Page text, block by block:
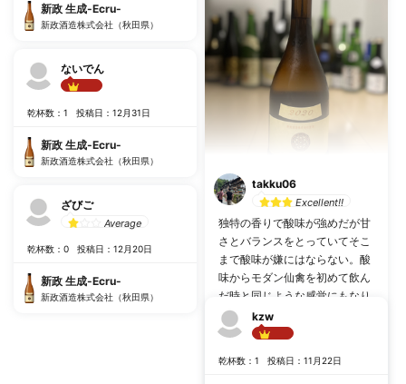
新政 生成-Ecru-
新政酒造株式会社（秋田県）
takku06
Excellent!!
独特の香りで酸味が強めだが甘
さとバランスをとっていてそこ
まで酸味が嫌にはならない。酸
味からモダン仙禽を初めて飲ん
だ時と同じような感覚にもなり
つつ、今まで飲んだことの無い
ような少し独特な味がしてエク
でるように感じる。
ないでん
乾杯数：1 投稿日：12月31日
新政 生成-Ecru-
新政酒造株式会社（秋田県）
ざびご
Average
乾杯数：0 投稿日：12月20日
新政 生成-Ecru-
新政酒造株式会社（秋田県）
kzw
乾杯数：1 投稿日：11月22日